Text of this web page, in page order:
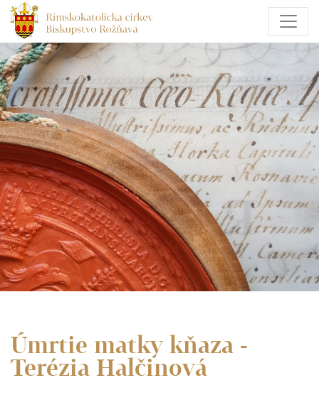
Úmrtie matky kňaza -
Terézia Halčinová